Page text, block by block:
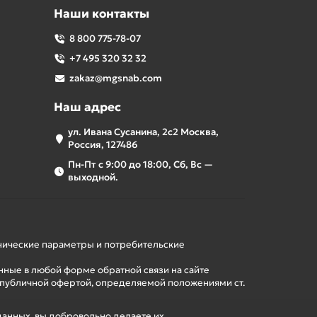
Наши контакты
8 800 775-78-07
+7 495 320 32 32
zakaz@mgsnab.com
Наш адрес
ул. Ивана Сусанина, 2с2 Москва,
Россия, 127486
Пн-Пт с 9:00 до 18:00, Сб, Вс —
выходной.
параметры и потребительские
в любой форме обратной связи на сайте
офертой, определяемой положениями ст.